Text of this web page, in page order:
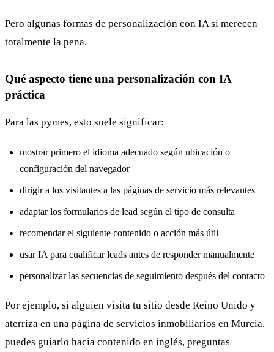
Pero algunas formas de personalización con IA sí merecen
totalmente la pena.
Qué aspecto tiene una personalización con IA
práctica
Para las pymes, esto suele significar:
mostrar primero el idioma adecuado según ubicación o
configuración del navegador
dirigir a los visitantes a las páginas de servicio más relevantes
adaptar los formularios de lead según el tipo de consulta
recomendar el siguiente contenido o acción más útil
usar IA para cualificar leads antes de responder manualmente
personalizar las secuencias de seguimiento después del contacto
Por ejemplo, si alguien visita tu sitio desde Reino Unido y
aterriza en una página de servicios inmobiliarios en Murcia,
puedes guiarlo hacia contenido en inglés, preguntas